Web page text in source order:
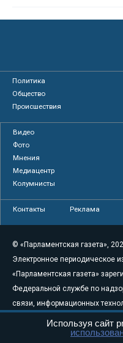
Политика
Общество
Происшествия
Видео
Фото
Мнения
Медиацентр
Колумнисты
Контакты Реклама
© «Парламентская газета»,
Электронное периодическое
«Парламентская газета»
Федеральной службе по
связи, информационных
августа 2011 года. 18+
Используя сайт